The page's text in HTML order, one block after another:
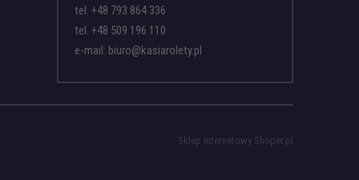
tel. +48 793 864 336
tel. +48 509 196 110
e-mail: biuro@kasiarolety.pl
Sklep internetowy Shoper.pl